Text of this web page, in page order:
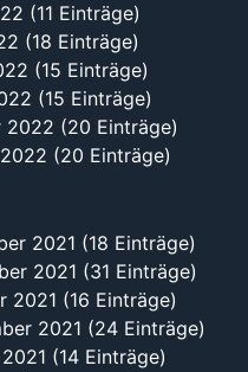
(11 Einträge)
(18 Einträge)
(15 Einträge)
(15 Einträge)
2022 (20 Einträge)
(20 Einträge)
2021 (18 Einträge)
2021 (31 Einträge)
2021 (16 Einträge)
2021 (24 Einträge)
(14 Einträge)